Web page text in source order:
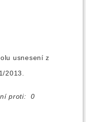
usnesení z
2013.
proti: 0